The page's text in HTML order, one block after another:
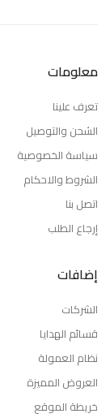
معلومات
تعرف علينا
الشحن والتوصيل
سياسة الخصوصية
الشروط والاحكام
اتصل بنا
إرجاع الطلب
إضافات
الشركات
قسائم الهدايا
نظام العمولة
العروض المميزة
خريطة الموقع